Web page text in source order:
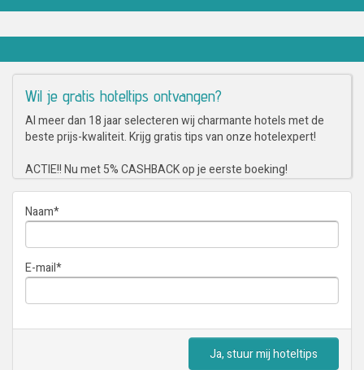
Wil je gratis hoteltips ontvangen?
Al meer dan 18 jaar selecteren wij charmante hotels met de
beste prijs-kwaliteit. Krijg gratis tips van onze hotelexpert!
ACTIE!! Nu met 5% CASHBACK op je eerste boeking!
Naam*
E-mail*
Ja, stuur mij hoteltips